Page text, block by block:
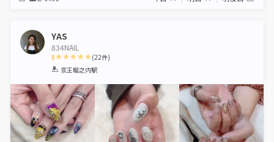
YAS
834NAIL
5
1 2 3 4 5
(22件)
京王堀之内駅